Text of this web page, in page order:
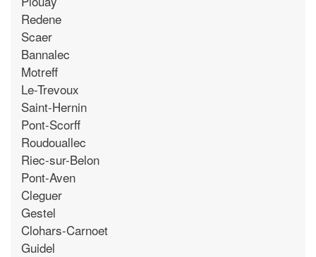
Redene
Scaer
Bannalec
Motreff
Le-Trevoux
Saint-Hernin
Pont-Scorff
Roudouallec
Riec-sur-Belon
Pont-Aven
Cleguer
Gestel
Clohars-Carnoet
Guidel